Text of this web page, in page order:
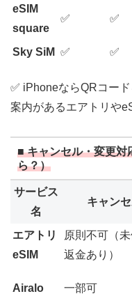
eSIM
square
✅ ✅
Sky SiM ✅ ✅
✅ iPhoneならQRコー
案内があるエアトリや
■ キャンセル・変更対
ら？）
サービス
名
キャン
エアトリ
eSIM
原則不可（
返金あり）
Airalo 一部可